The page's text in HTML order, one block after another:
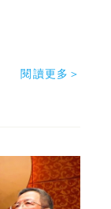
閱讀更多＞